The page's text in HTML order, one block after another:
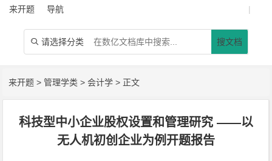
来开题 导航 |
 请选择分类 搜文档
来开题 >管理学类 >会计学 > 正文
科技型中小企业股权设置和管理研究 ——以
无人机初创企业为例开题报告